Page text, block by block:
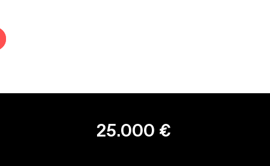
térmico y ajuste longitudinal
de un solo toque
" con información en 3D y
tráfico 25.7. 999 y 99925.000 €